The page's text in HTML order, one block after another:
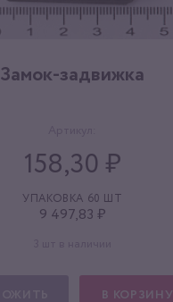
Замок-задвижка
158,30 ₽
УПАКОВКА 60 ШТ
9 497,83 ₽
В КОРЗИНУ